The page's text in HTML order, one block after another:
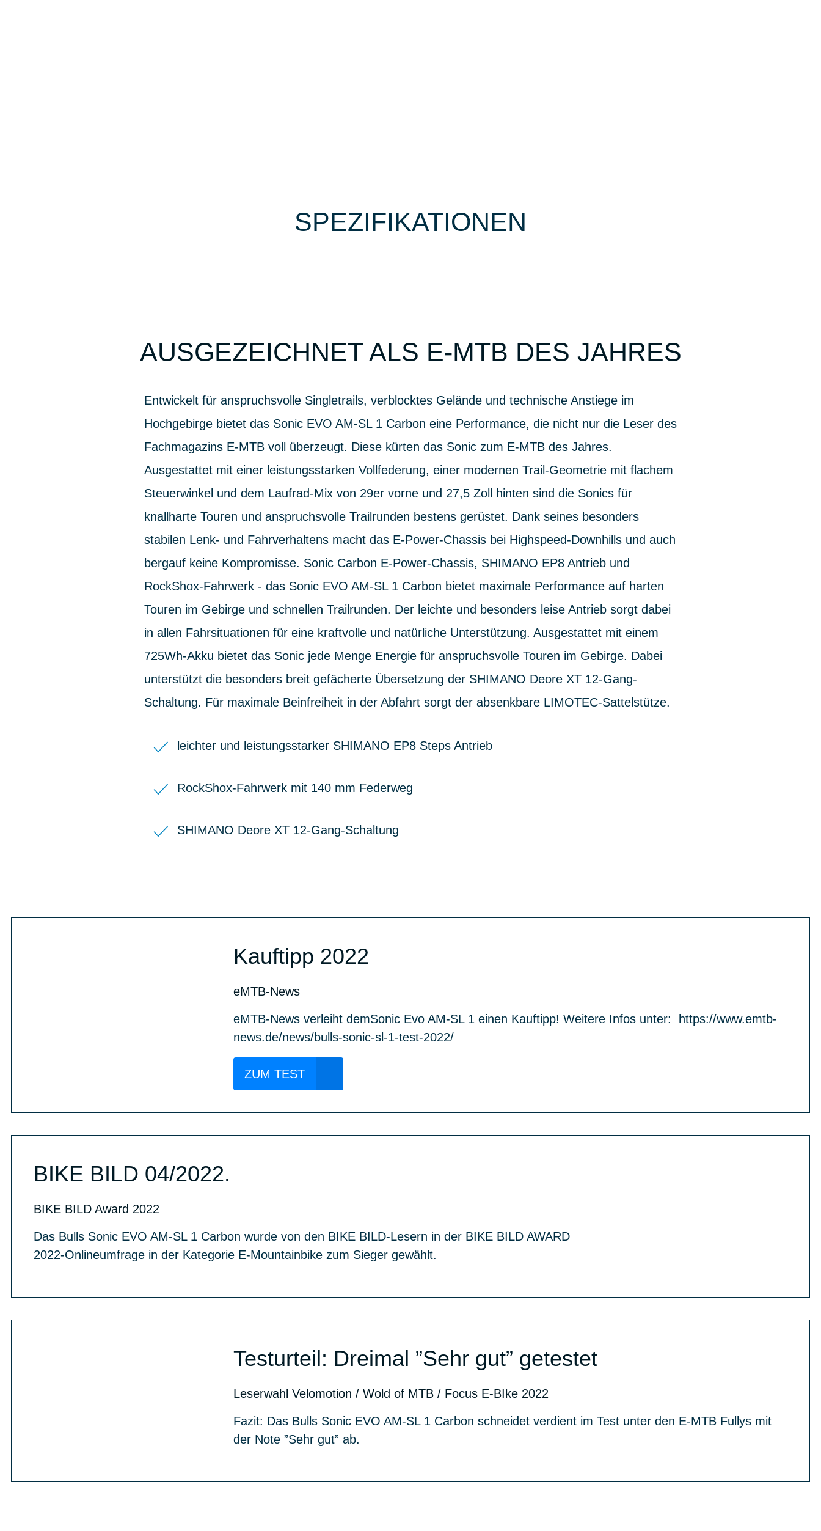
SPEZIFIKATIONEN
AUSGEZEICHNET ALS E-MTB DES JAHRES
Entwickelt für anspruchsvolle Singletrails, verblocktes Gelände und technische Anstiege im
Hochgebirge bietet das Sonic EVO AM-SL 1 Carbon eine Performance, die nicht nur die Leser des
Fachmagazins E-MTB voll überzeugt. Diese kürten das Sonic zum E-MTB des Jahres.
Ausgestattet mit einer leistungsstarken Vollfederung, einer modernen Trail-Geometrie mit flachem
Steuerwinkel und dem Laufrad-Mix von 29er vorne und 27,5 Zoll hinten sind die Sonics für
knallharte Touren und anspruchsvolle Trailrunden bestens gerüstet. Dank seines besonders
stabilen Lenk- und Fahrverhaltens macht das E-Power-Chassis bei Highspeed-Downhills und auch
bergauf keine Kompromisse. Sonic Carbon E-Power-Chassis, SHIMANO EP8 Antrieb und
RockShox-Fahrwerk - das Sonic EVO AM-SL 1 Carbon bietet maximale Performance auf harten
Touren im Gebirge und schnellen Trailrunden. Der leichte und besonders leise Antrieb sorgt dabei
in allen Fahrsituationen für eine kraftvolle und natürliche Unterstützung. Ausgestattet mit einem
725Wh-Akku bietet das Sonic jede Menge Energie für anspruchsvolle Touren im Gebirge. Dabei
unterstützt die besonders breit gefächerte Übersetzung der SHIMANO Deore XT 12-Gang-
Schaltung. Für maximale Beinfreiheit in der Abfahrt sorgt der absenkbare LIMOTEC-Sattelstütze.
leichter und leistungsstarker SHIMANO EP8 Steps Antrieb
RockShox-Fahrwerk mit 140 mm Federweg
SHIMANO Deore XT 12-Gang-Schaltung
Kauftipp 2022
eMTB-News
eMTB-News verleiht demSonic Evo AM-SL 1 einen Kauftipp! Weitere Infos unter: https://www.emtb-
news.de/news/bulls-sonic-sl-1-test-2022/
ZUM TEST
BIKE BILD 04/2022.
BIKE BILD Award 2022
Das Bulls Sonic EVO AM-SL 1 Carbon wurde von den BIKE BILD-Lesern in der BIKE BILD AWARD
2022-Onlineumfrage in der Kategorie E-Mountainbike zum Sieger gewählt.
Testurteil: Dreimal ”Sehr gut” getestet
Leserwahl Velomotion / Wold of MTB / Focus E-BIke 2022
Fazit: Das Bulls Sonic EVO AM-SL 1 Carbon schneidet verdient im Test unter den E-MTB Fullys mit
der Note ”Sehr gut” ab.